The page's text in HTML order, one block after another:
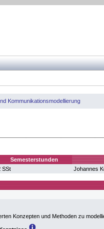
Kommunikationsmodellierung
Semesterstunden
SSt Johannes
Konzepten und Methoden zu